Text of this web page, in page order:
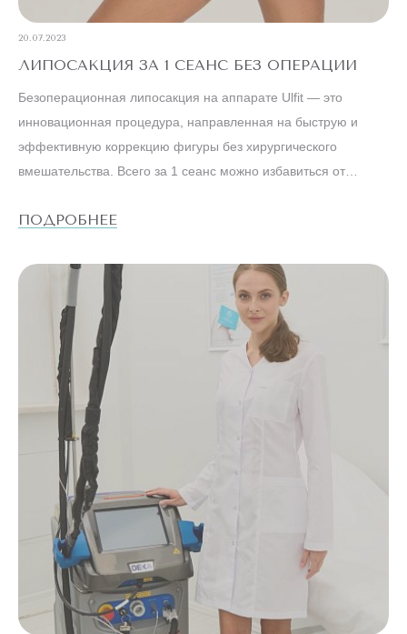
20.07.2023
ЛИПОСАКЦИЯ ЗА 1 СЕАНС БЕЗ ОПЕРАЦИИ
Безоперационная липосакция на аппарате Ulfit — это
инновационная процедура, направленная на быструю и
эффективную коррекцию фигуры без хирургического
вмешательства. Всего за 1 сеанс можно избавиться от
ПОДРОБНЕЕ